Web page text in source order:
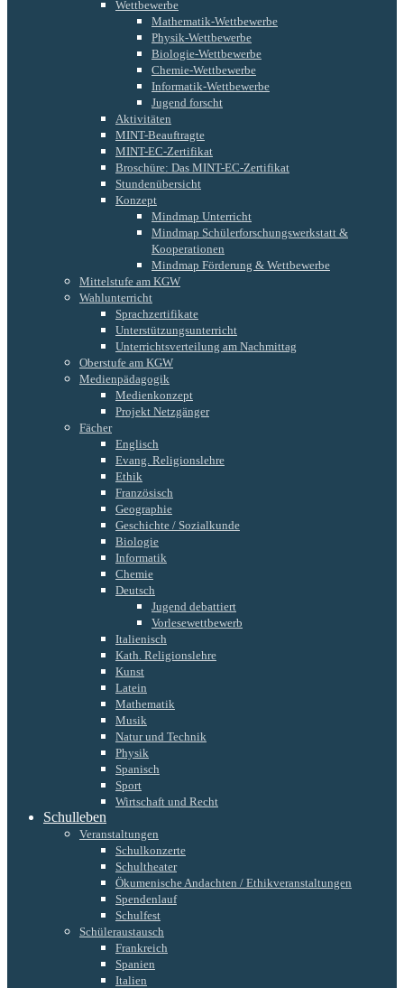
Wettbewerbe
Mathematik-Wettbewerbe
Physik-Wettbewerbe
Biologie-Wettbewerbe
Chemie-Wettbewerbe
Informatik-Wettbewerbe
Jugend forscht
Aktivitäten
MINT-Beauftragte
MINT-EC-Zertifikat
Broschüre: Das MINT-EC-Zertifikat
Stundenübersicht
Konzept
Mindmap Unterricht
Mindmap Schülerforschungswerkstatt &
Kooperationen
Mindmap Förderung & Wettbewerbe
Mittelstufe am KGW
Wahlunterricht
Sprachzertifikate
Unterstützungsunterricht
Unterrichtsverteilung am Nachmittag
Oberstufe am KGW
Medienpädagogik
Medienkonzept
Projekt Netzgänger
Fächer
Englisch
Evang. Religionslehre
Ethik
Französisch
Geographie
Geschichte / Sozialkunde
Biologie
Informatik
Chemie
Deutsch
Jugend debattiert
Vorlesewettbewerb
Italienisch
Kath. Religionslehre
Kunst
Latein
Mathematik
Musik
Natur und Technik
Physik
Spanisch
Sport
Wirtschaft und Recht
Schulleben
Veranstaltungen
Schulkonzerte
Schultheater
Ökumenische Andachten / Ethikveranstaltungen
Spendenlauf
Schulfest
Schüleraustausch
Frankreich
Spanien
Italien